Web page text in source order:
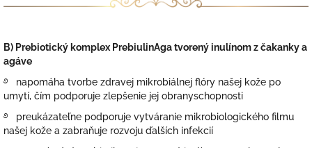
B) Prebiotický komplex PrebiulinAga tvorený inulínom z čakanky a
agáve
࿔ napomáha tvorbe zdravej mikrobiálnej flóry našej kože po
umytí, čím podporuje zlepšenie jej obranyschopnosti
࿔ preukázateľne podporuje vytváranie mikrobiologického filmu
našej kože a zabraňuje rozvoju ďalších infekcií